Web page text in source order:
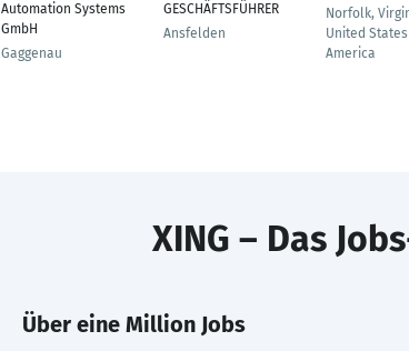
Automation Systems
GmbH
Gaggenau
GESCHÄFTSFÜHRER
Ansfelden
Norfolk,
United
America
XING – Das
Über eine Million Jobs